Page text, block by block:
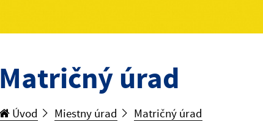
Matričný úrad
Úvod Miestny úrad Matričný úrad